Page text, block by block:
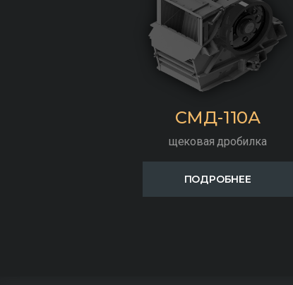
СМД-110А
щековая дробилка
ПОДРОБНЕЕ